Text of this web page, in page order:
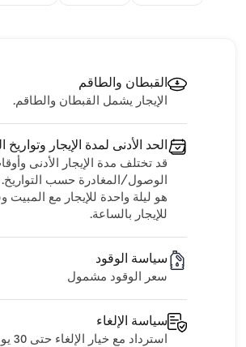
القبطان والطاقم
الإيجار يشمل القبطان والطاقم.
الحد الأدنى لمدة الإيجار
قد تختلف مدة الإيجار الأدنى
الوصول/المغادرة حسب التواريخ.
هو ليلة واحدة للإيجار مع المبيت
للإيجار بالساعة.
سياسة الوقود
سعر الوقود مشمول
سياسة الإلغاء